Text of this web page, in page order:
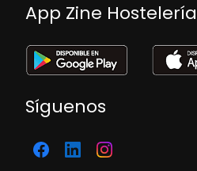
App Zine Hostelería
Síguenos